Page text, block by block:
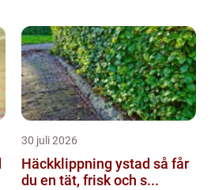
30 juli 2026
Häckklippning ystad så får
du en tät, frisk och s...